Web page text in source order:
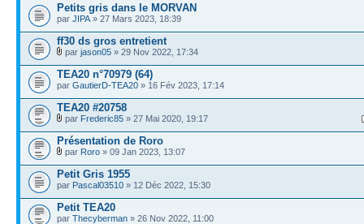
Petits gris dans le MORVAN
par JIPA » 27 Mars 2023, 18:39
ff30 ds gros entretient
par jason05 » 29 Nov 2022, 17:34
TEA20 n°70979 (64)
par GautierD-TEA20 » 16 Fév 2023, 17:14
TEA20 #20758
par Frederic85 » 27 Mai 2020, 19:17
Présentation de Roro
par Roro » 09 Jan 2023, 13:07
Petit Gris 1955
par Pascal03510 » 12 Déc 2022, 15:30
Petit TEA20
par Thecyberman » 26 Nov 2022, 11:00